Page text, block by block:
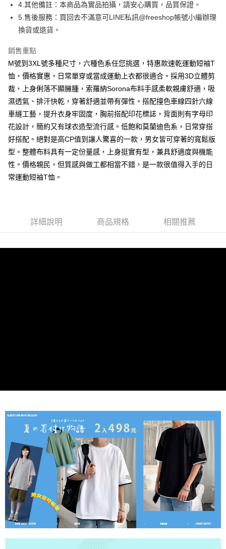
每筆NT$80，滿NT$1,000(含以上)免運費
付款後全家取貨
7-11取貨付款
每筆NT$80，滿NT$1,000(含以上)免運費
每筆NT$80，滿NT$1,000(含以上)免運費
宅配
每筆NT$150，滿NT$3,000(含以上)免運費
外島郵寄
每筆NT$150
4.其他備註：本商品為實品拍攝，請安心購買，品質保證。
5.售後服務：買回去不滿意可LINE私訊@freeshop帳號小編辦理
換貨或退貨。
銷售重點
M號到3XL號多種尺寸，六種色系任您挑選，特惠款速乾運動短袖T
恤，價格實惠，日常單穿或當成運動上衣都很適合。採用3D立體剪
裁，上身俐落不顯臃腫，索羅納Sorona布料手感柔軟親膚舒適，吸
濕透氣、排汗快乾，穿著舒適並帶有彈性。搭配撞色車線四針六線
車縫工藝，提升衣身牢固度，胸前搭配印花標誌，背面則有字母印
花設計，簡約又有球衣造型流行感。低飽和莫蘭迪色系，日常穿搭
好搭配。絕對是高CP值到讓人驚喜的一款，男女皆可穿著的寬鬆版
型。整體布料具有一定份量感，上身挺實有型，兼具舒適度與機能
性。價格親民，但質感與做工都相當不錯，是一款很值得入手的日
常運動短袖T恤。
詳細說明 商品規格 相關推薦